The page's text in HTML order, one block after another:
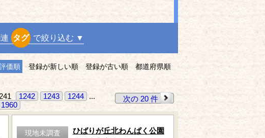
タグ で絞り込む ▼
価順 登録が新しい順 登録が古い順 都道府県順
1242 1243 1244
...
1960
次の 20 件
現地未調査
ひばりが丘北わんぱく公園